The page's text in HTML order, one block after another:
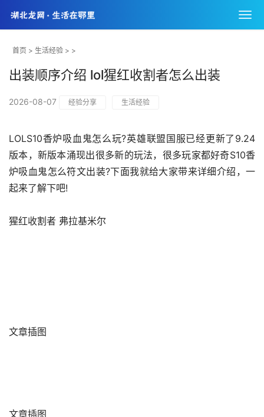
首页 > 生活经验 > >
出装顺序介绍 lol猩红收割者怎么出装
2026-08-07 经验分享 生活经验
LOLS10香炉吸血鬼怎么玩?英雄联盟国服已经更新了9.24
版本，新版本涌现出很多新的玩法，很多玩家都好奇S10香
炉吸血鬼怎么符文出装?下面我就给大家带来详细介绍，一
起来了解下吧!
猩红收割者 弗拉基米尔
文章插图
文章插图